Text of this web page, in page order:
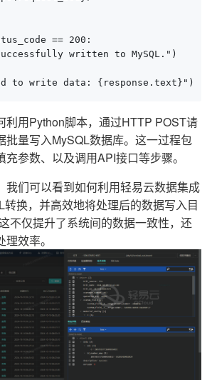
== 200:
written to MySQL.")
to write data: {response.text}")
利用Python脚本，通过HTTP POST请
批量写入MySQL数据库。这一过程包
参数、以及调用API接口等步骤。
我们可以看到如何利用轻易云数据集成
换，并高效地将处理后的数据写入目
不仅提升了系统间的数据一致性，还
效率。